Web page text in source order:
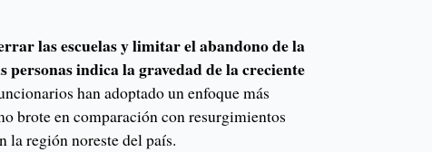
las escuelas y limitar el abandono de la
personas indica la gravedad de la creciente
han adoptado un enfoque más
brote en comparación con resurgimientos
la región noreste del país.